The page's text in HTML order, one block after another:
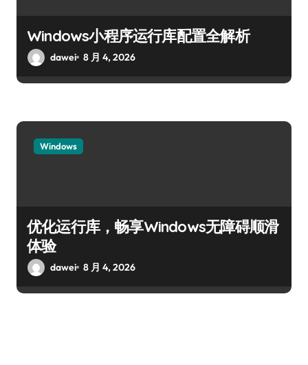
Windows小程序运行库配置全解析
dawei 8 月 4, 2026
Windows
优化运行库，畅享Windows无障碍顺滑
体验
dawei 8 月 4, 2026